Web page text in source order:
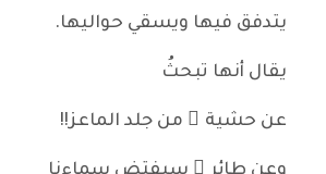
يتدفق فيها ويسقي حواليها.
يقال أنها تبحثُ
عن حشية ٍ من جلد الماعز!!